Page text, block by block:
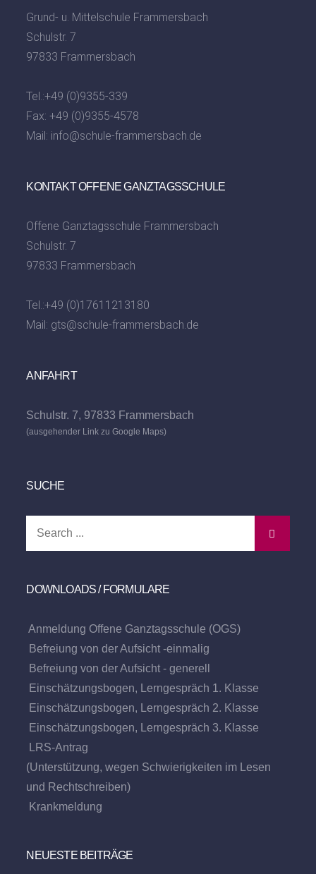
Grund- u. Mittelschule Frammersbach
Schulstr. 7
97833 Frammersbach
Tel.:+49 (0)9355-339
Fax: +49 (0)9355-4578
Mail: info@schule-frammersbach.de
KONTAKT OFFENE GANZTAGSSCHULE
Offene Ganztagsschule Frammersbach
Schulstr. 7
97833 Frammersbach
Tel.:+49 (0)17611213180
Mail: gts@schule-frammersbach.de
ANFAHRT
Schulstr. 7, 97833 Frammersbach
(ausgehender Link zu Google Maps)
SUCHE
DOWNLOADS / FORMULARE
Anmeldung Offene Ganztagsschule (OGS)
Befreiung von der Aufsicht -einmalig
Befreiung von der Aufsicht - generell
Einschätzungsbogen, Lerngespräch 1. Klasse
Einschätzungsbogen, Lerngespräch 2. Klasse
Einschätzungsbogen, Lerngespräch 3. Klasse
LRS-Antrag
(Unterstützung, wegen Schwierigkeiten im Lesen
und Rechtschreiben)
Krankmeldung
NEUESTE BEITRÄGE